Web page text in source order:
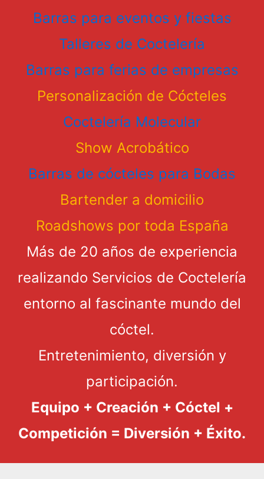
Barras para eventos y fiestas
Talleres de Coctelería
Barras para ferias de empresas
Personalización de Cócteles
Coctelería Molecular
Show Acrobático
Barras de cócteles para Bodas
Bartender a domicilio
Roadshows por toda España
Más de 20 años de experiencia
realizando Servicios de Coctelería
entorno al fascinante mundo del
cóctel.
Entretenimiento, diversión y
participación.
Equipo + Creación + Cóctel +
Competición = Diversión + Éxito.